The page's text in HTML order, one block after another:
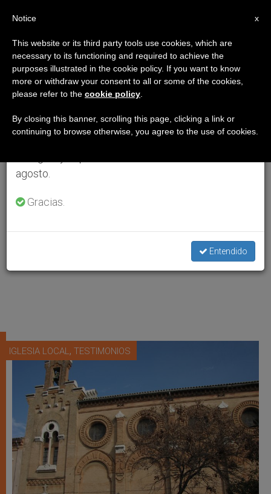
IGLESIA LOCAL, TESTIMONIOS
×
Aviso importante
Del 27 de julio al 7 de agosto haremos la pausa
anual, aprovechando que en el periodo de verano
se generan menos informaciones y también el
agosto.
Gracias.
Entendido
x
Notice
This website or its third party tools use cookies, which are
necessary to its functioning and required to achieve the
purposes illustrated in the cookie policy. If you want to know
more or withdraw your consent to all or some of the cookies,
please refer to the cookie policy
By closing this banner, scrolling this page, clicking a link or
continuing to browse otherwise, you agree to the use of cookies.